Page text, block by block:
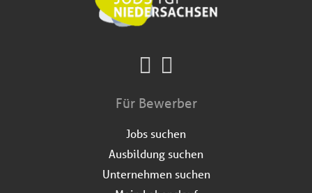
Für Bewerber
Jobs suchen
Ausbildung suchen
Unternehmen suchen